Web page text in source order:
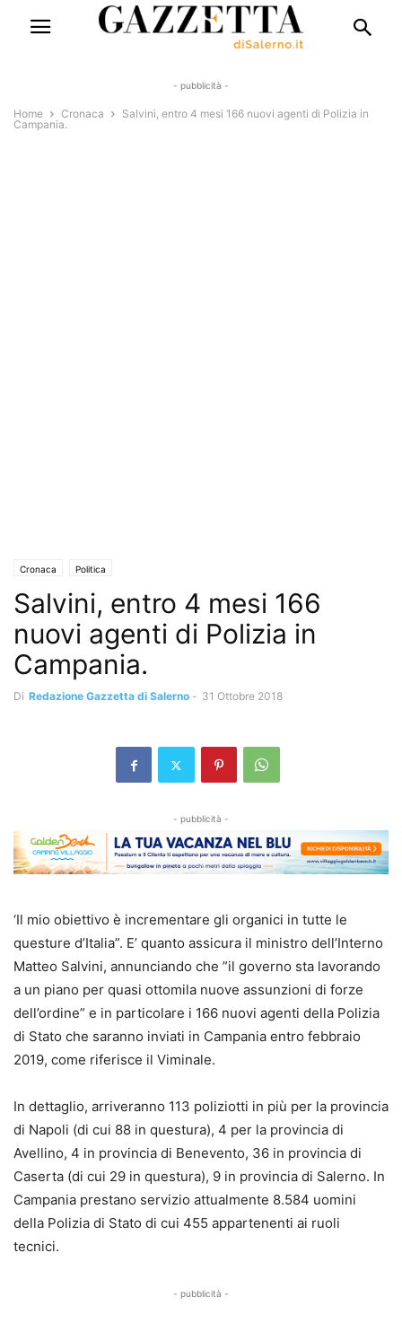
- pubblicità -
Home Cronaca
Salvini, entro 4 mesi 166 nuovi agenti di Polizia in
Campania.
Cronaca Politica
Salvini, entro 4 mesi 166
nuovi agenti di Polizia in
Campania.
Di Redazione Gazzetta di Salerno - 31 Ottobre 2018
- pubblicità -
‘Il mio obiettivo è incrementare gli organici in tutte le
questure d’Italia”. E’ quanto assicura il ministro dell’Interno
Matteo Salvini, annunciando che ”il governo sta lavorando
a un piano per quasi ottomila nuove assunzioni di forze
dell’ordine” e in particolare i 166 nuovi agenti della Polizia
di Stato che saranno inviati in Campania entro febbraio
2019, come riferisce il Viminale.
In dettaglio, arriveranno 113 poliziotti in più per la provincia
di Napoli (di cui 88 in questura), 4 per la provincia di
Avellino, 4 in provincia di Benevento, 36 in provincia di
Caserta (di cui 29 in questura), 9 in provincia di Salerno. In
Campania prestano servizio attualmente 8.584 uomini
della Polizia di Stato di cui 455 appartenenti ai ruoli
tecnici.
- pubblicità -